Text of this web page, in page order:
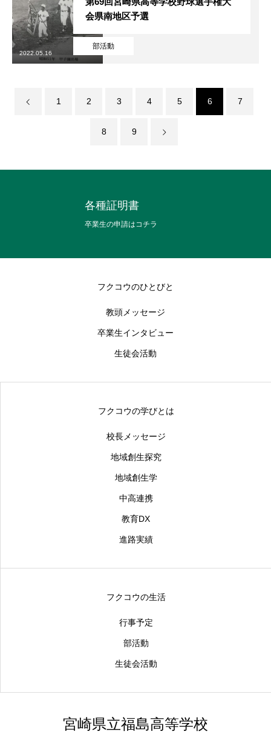
部活動
会県南地区予選
2022.05.16
1 2 3 4 5 6 7
8 9
各種証明書
卒業生の申請はコチラ
フクコウのひとびと
教頭メッセージ
卒業生インタビュー
生徒会活動
フクコウの学びとは
校長メッセージ
地域創生探究
地域創生学
中高連携
教育DX
進路実績
フクコウの生活
行事予定
部活動
生徒会活動
宮崎県立福島高等学校